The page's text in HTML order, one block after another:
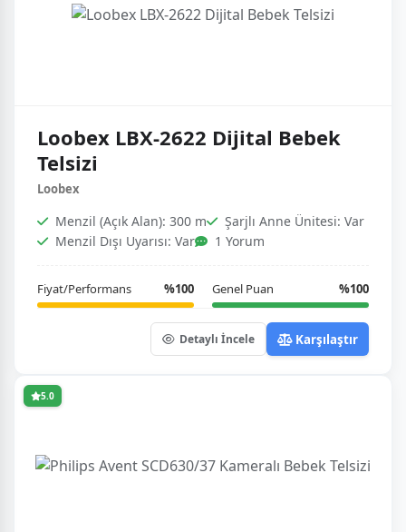
Loobex LBX-2622 Dijital Bebek
Telsizi
Loobex
Menzil (Açık Alan): 300 m
Şarjlı Anne Ünitesi: Var
Menzil Dışı Uyarısı: Var
1 Yorum
Fiyat/Performans %100 Genel Puan %100
Detaylı İncele Karşılaştır
5.0